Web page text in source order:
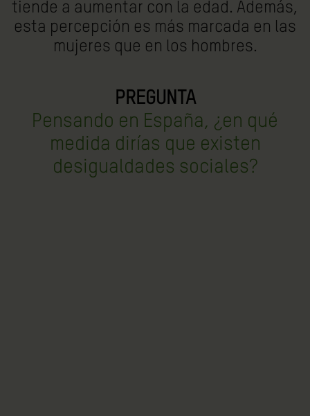
tiende a aumentar con la edad. Además,
esta percepción es más marcada en las
mujeres que en los hombres.
PREGUNTA
Pensando en España, ¿en qué
medida dirías que existen
desigualdades sociales?